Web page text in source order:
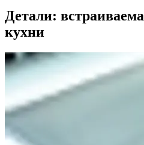
Детали:
кухни